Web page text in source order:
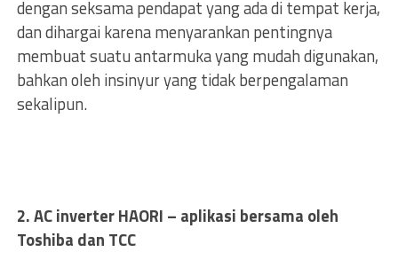
dengan seksama pendapat yang ada di tempat kerja,
dan dihargai karena menyarankan pentingnya
membuat suatu antarmuka yang mudah digunakan,
bahkan oleh insinyur yang tidak berpengalaman
sekalipun.
2. AC inverter HAORI – aplikasi bersama oleh
Toshiba dan TCC